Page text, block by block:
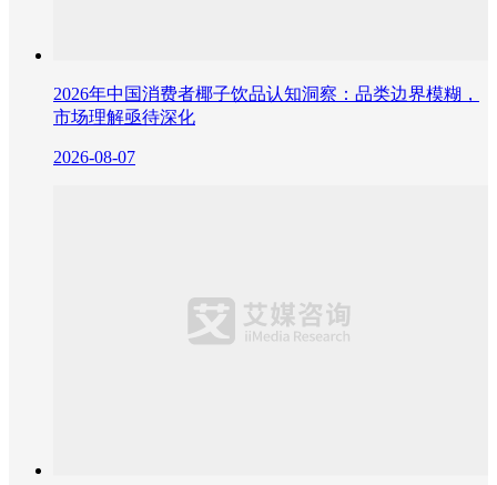
2026年中国消费者椰子饮品认知洞察：品类边界模糊，
市场理解亟待深化
2026-08-07